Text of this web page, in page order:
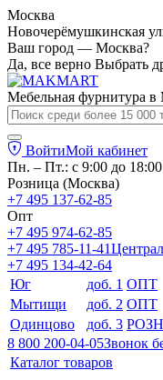
Москва
Новочерёмушкинская
Ваш город — Москва?
Да, все верно Выбрать
Мебельная фурнитура в
ВойтиМой кабинет
Пн. – Пт.: с 9:00 до 18:00
Розница (Москва)
+7 495 137-62-85
Опт
+7 495 974-62-85
+7 495 785-11-41
+7 495 134-42-64
Юг
доб. 1 ОПТ
Мытищи
доб. 2 ОПТ
Одинцово
доб. 3
8 800 200-04-05Звонок
Каталог товаров